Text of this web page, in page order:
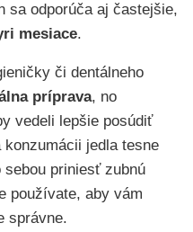
sa odporúča aj častejšie,
mesiace.
či dentálneho
príprava, no
vedeli lepšie posúdiť
jedla tesne
priniesť zubnú
používate, aby vám
správne.